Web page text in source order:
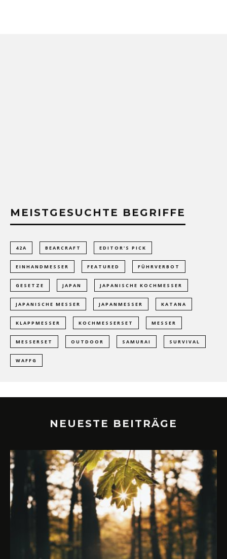
MEISTGESUCHTE BEGRIFFE
42A BEARCRAFT EDITOR'S PICK
EINHANDMESSER FEATURED FÜHRVERBOT
GESETZE JAPAN JAPANISCHE KOCHMESSER
JAPANISCHE MESSER JAPANMESSER KATANA
KLAPPMESSER KOCHMESSERSET MESSER
MESSERSET OUTDOOR SAMURAI SURVIVAL
WAFFG
NEUESTE BEITRÄGE